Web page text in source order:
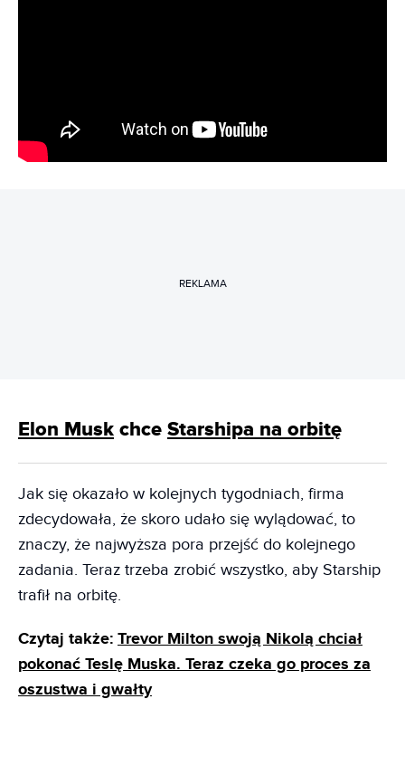
REKLAMA
Elon Musk chce Starshipa na orbitę
Jak się okazało w kolejnych tygodniach, firma
zdecydowała, że skoro udało się wylądować, to
znaczy, że najwyższa pora przejść do kolejnego
zadania. Teraz trzeba zrobić wszystko, aby Starship
trafił na orbitę.
Czytaj także: Trevor Milton swoją Nikolą chciał
pokonać Teslę Muska. Teraz czeka go proces za
oszustwa i gwałty